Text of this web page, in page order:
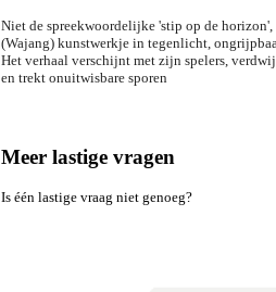
Niet de spreekwoordelijke 'stip op de horizon',
(Wajang) kunstwerkje in tegenlicht,
Het verhaal verschijnt met zijn spelers,
en trekt onuitwisbare sporen
Meer lastige vragen
Is één lastige vraag niet genoeg?